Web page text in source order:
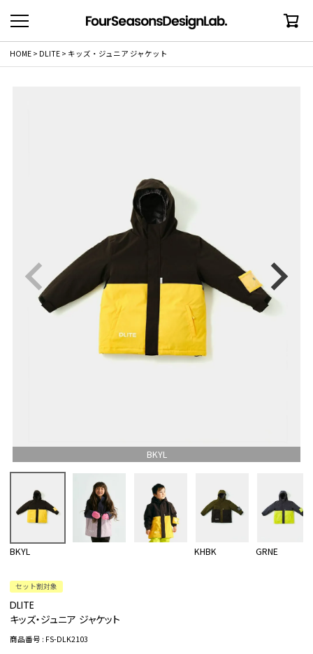
HOME DLITE キッズ・ジュニア ジャケット
BKYL
BKYL KHBK GRNE
セット割対象
DLITE
キッズ・ジュニア ジャケット
商品番号 FS-DLK2103